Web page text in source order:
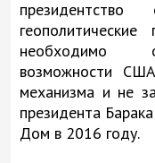
президентство
необходимо
возможности
механизма и не
президента
Дом в 2016 году.